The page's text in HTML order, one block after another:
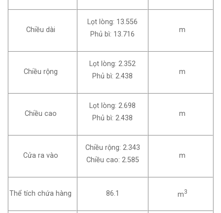
Chiều dài
Lọt lòng: 13.556
Phủ bì: 13.716
m
Chiều rộng
Lọt lòng: 2.352
Phủ bì: 2.438
m
Chiều cao
Lọt lòng: 2.698
Phủ bì: 2.438
m
Cửa ra vào
Chiều rộng: 2.343
Chiều cao: 2.585
m
Thể tích chứa hàng 86.1 m3